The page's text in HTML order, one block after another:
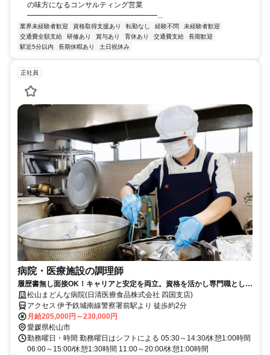
の味方になるコンサルティング営業
━━━━━━━━━━━━━━━━━━...
業界未経験者歓迎 資格取得支援あり 転勤なし 経験不問
未経験者歓迎
交通費全額支給
研修あり 賞与あり 育休あり 交通費支給
長期歓迎
駅近5分以内
長期休暇あり 土日祝休み
正社員
病院・医療施設の調理師
履歴書無し面接OK！キャリアと安定を両立。資格を活かし専門職として
働きませんか？調理師正社員
松山まどんな病院(日清医療食品株式会社 四国支店)
アクセス 伊予鉄城南線警察署前駅より 徒歩約2分
月給205,000円～230,000円
愛媛県松山市
勤務曜日・時間 勤務曜日はシフトによる 05:30～14:30/休憩1:00時間
06:00～15:00/休憩1:30時間 11:00～20:00/休憩1:00時間